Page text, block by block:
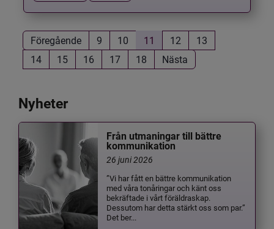
Föregående 9 10 11 12
13
14
15 16 17 18 Nästa
Nyheter
Från utmaningar till bättre
kommunikation
26 juni 2026
”Vi har fått en bättre kommunikation
med våra tonåringar och känt oss
bekräftade i vårt föräldraskap.
Dessutom har detta stärkt oss som par.”
Det ber...